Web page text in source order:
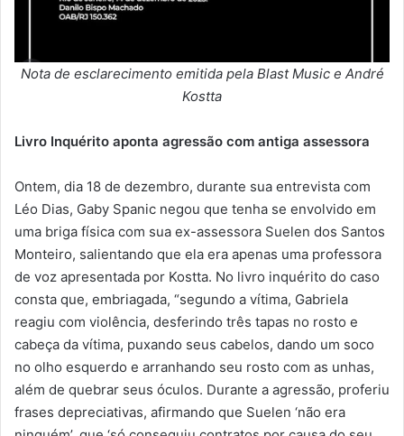
Nota de esclarecimento emitida pela Blast Music e André
Kostta
Livro Inquérito aponta agressão com antiga assessora
Ontem, dia 18 de dezembro, durante sua entrevista com
Léo Dias, Gaby Spanic negou que tenha se envolvido em
uma briga física com sua ex-assessora Suelen dos Santos
Monteiro, salientando que ela era apenas uma professora
de voz apresentada por Kostta. No livro inquérito do caso
consta que, embriagada, “segundo a vítima, Gabriela
reagiu com violência, desferindo três tapas no rosto e
cabeça da vítima, puxando seus cabelos, dando um soco
no olho esquerdo e arranhando seu rosto com as unhas,
além de quebrar seus óculos. Durante a agressão, proferiu
frases depreciativas, afirmando que Suelen ‘não era